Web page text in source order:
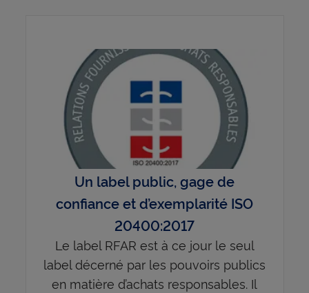
Un label public, gage de
confiance et d’exemplarité ISO
20400:2017
Le label RFAR est à ce jour le seul
label décerné par les pouvoirs publics
en matière d’achats responsables. Il